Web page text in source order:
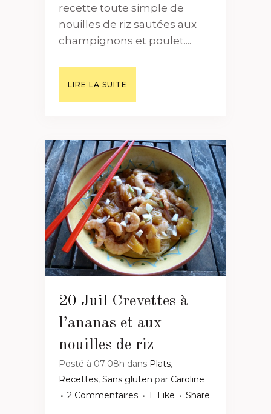
recette toute simple de
nouilles de riz sautées aux
champignons et poulet....
LIRE LA SUITE
20 Juil Crevettes à
l’ananas et aux
nouilles de riz
Posté à 07:08h dans Plats,
Recettes, Sans gluten par Caroline
2 Commentaires
1 Like Share